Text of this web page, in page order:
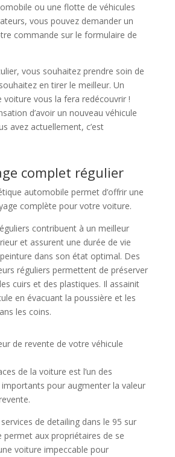
ou une flotte de véhicules
vous pouvez demander un
commande sur le formulaire de
vous souhaitez prendre soin de
en tirer le meilleur. Un
voiture vous la fera redécouvrir !
d’avoir un nouveau véhicule
avez actuellement, c’est
complet régulier
automobile permet d’offrir une
complète pour votre voiture.
contribuent à un meilleur
et assurent une durée de vie
dans son état optimal. Des
réguliers permettent de préserver
cuirs et des plastiques. Il assainit
en évacuant la poussière et les
les coins.
de revente de votre véhicule
de la voiture est l’un des
pour augmenter la valeur
de detailing dans le 95 sur
permet aux propriétaires de se
voiture impeccable pour